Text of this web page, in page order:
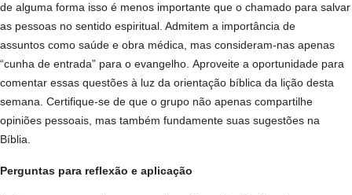
de alguma forma isso é menos importante que o chamado para salvar
as pessoas no sentido espiritual. Admitem a importância de
assuntos como saúde e obra médica, mas consideram-nas apenas
“cunha de entrada” para o evangelho. Aproveite a oportunidade para
comentar essas questões à luz da orientação bíblica da lição desta
semana. Certifique-se de que o grupo não apenas compartilhe
opiniões pessoais, mas também fundamente suas sugestões na
Bíblia.
Perguntas para reflexão e aplicação